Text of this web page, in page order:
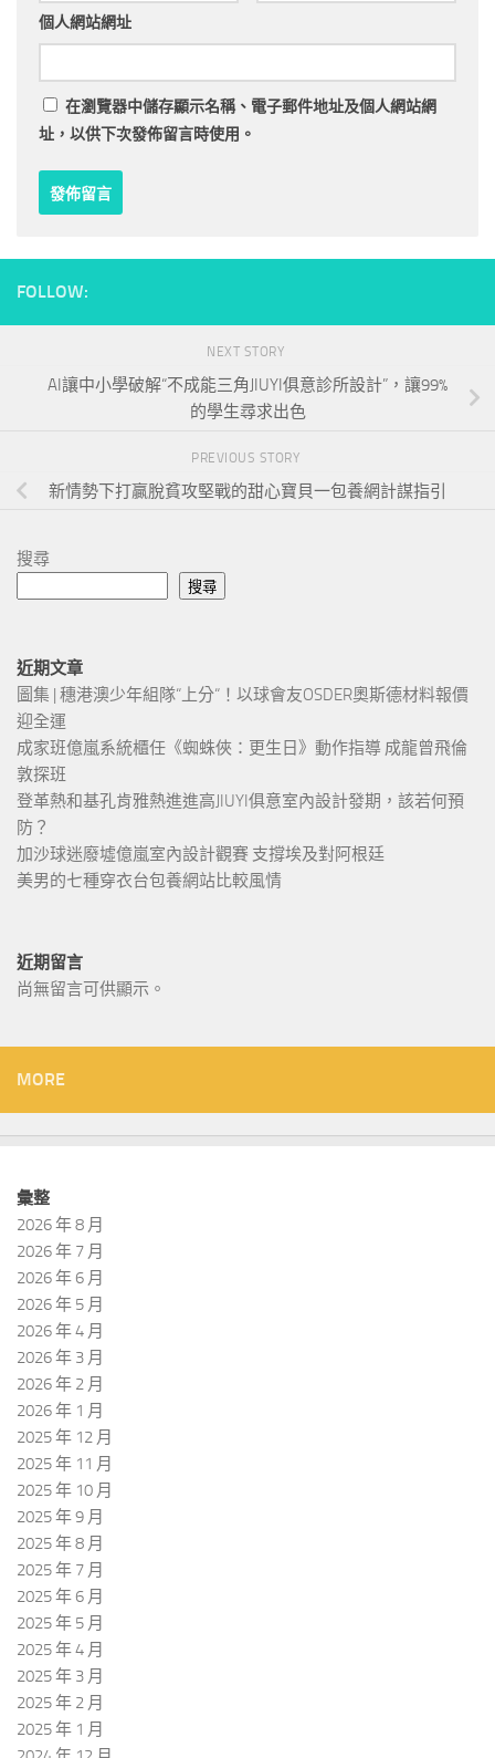
個人網站網址
在瀏覽器中儲存顯示名稱、電子郵件地址及個人網站網
址，以供下次發佈留言時使用。
FOLLOW:
NEXT STORY
AI讓中小學破解“不成能三角JIUYI俱意診所設計”，讓99%
的學生尋求出色
PREVIOUS STORY
新情勢下打贏脫貧攻堅戰的甜心寶貝一包養網計謀指引
搜尋
搜尋
近期文章
圖集 | 穗港澳少年組隊“上分“！以球會友OSDER奧斯德材料報價
迎全運
成家班億嵐系統櫃任《蜘蛛俠：更生日》動作指導 成龍曾飛倫
敦探班
登革熱和基孔肯雅熱進進高JIUYI俱意室內設計發期，該若何預
防？
加沙球迷廢墟億嵐室內設計觀賽 支撐埃及對阿根廷
美男的七種穿衣台包養網站比較風情
近期留言
尚無留言可供顯示。
MORE
彙整
2026 年 8 月
2026 年 7 月
2026 年 6 月
2026 年 5 月
2026 年 4 月
2026 年 3 月
2026 年 2 月
2026 年 1 月
2025 年 12 月
2025 年 11 月
2025 年 10 月
2025 年 9 月
2025 年 8 月
2025 年 7 月
2025 年 6 月
2025 年 5 月
2025 年 4 月
2025 年 3 月
2025 年 2 月
2025 年 1 月